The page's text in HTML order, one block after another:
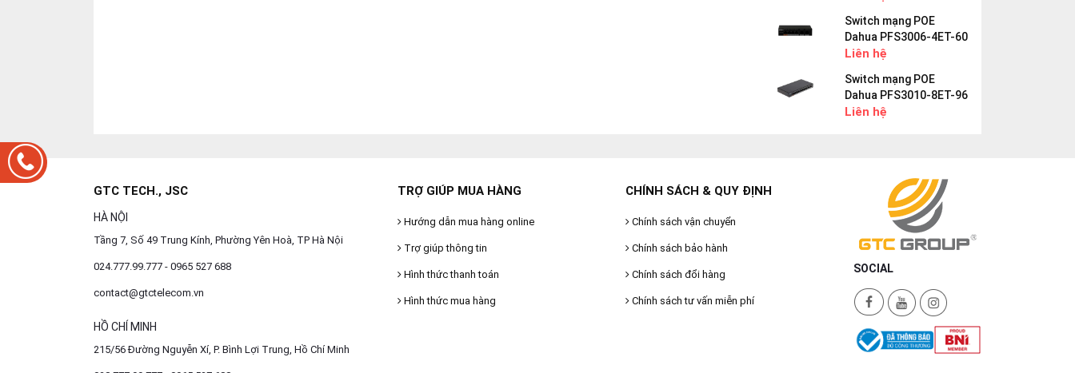
Switch mạng POE
Dahua PFS3006-4ET-60
Liên hệ
Switch mạng POE
Dahua PFS3010-8ET-96
Liên hệ
GTC TECH., JSC
HÀ NỘI
Tầng 7, Số 49 Trung Kính, Phường Yên Hoà, TP Hà Nội
024.777.99.777 - 0965 527 688
contact@gtctelecom.vn
HỒ CHÍ MINH
215/56 Đường Nguyễn Xí, P. Bình Lợi Trung, Hồ Chí Minh
TRỢ GIÚP MUA HÀNG
Hướng dẫn mua hàng online
Trợ giúp thông tin
Hình thức thanh toán
Hình thức mua hàng
CHÍNH SÁCH & QUY ĐỊNH
Chính sách vận chuyển
Chính sách bảo hành
Chính sách đổi hàng
Chính sách tư vấn miễn phí
SOCIAL